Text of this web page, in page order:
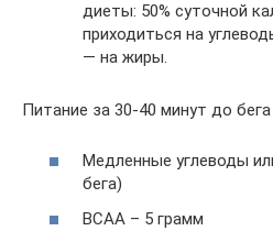
диеты: 50% суточной
приходиться на
— на жиры.
Питание за 30-40 минут до бега
Медленные углеводы
бега)
BCAA – 5 грамм